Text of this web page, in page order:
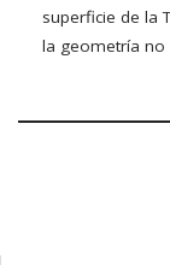
superficie de la
la geometría no